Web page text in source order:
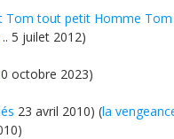
Tom tout petit Homme Tom
.. 5 juilet 2012)
octobre 2023)
23 avril 2010) (la